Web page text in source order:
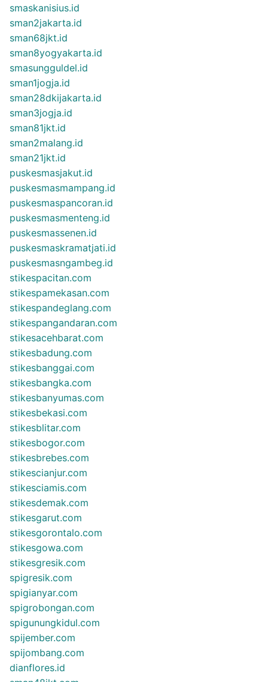
smaskanisius.id
sman2jakarta.id
sman68jkt.id
sman8yogyakarta.id
smasungguldel.id
sman1jogja.id
sman28dkijakarta.id
sman3jogja.id
sman81jkt.id
sman2malang.id
sman21jkt.id
puskesmasjakut.id
puskesmasmampang.id
puskesmaspancoran.id
puskesmasmenteng.id
puskesmassenen.id
puskesmaskramatjati.id
puskesmasngambeg.id
stikespacitan.com
stikespamekasan.com
stikespandeglang.com
stikespangandaran.com
stikesacehbarat.com
stikesbadung.com
stikesbanggai.com
stikesbangka.com
stikesbanyumas.com
stikesbekasi.com
stikesblitar.com
stikesbogor.com
stikesbrebes.com
stikescianjur.com
stikesciamis.com
stikesdemak.com
stikesgarut.com
stikesgorontalo.com
stikesgowa.com
stikesgresik.com
spigresik.com
spigianyar.com
spigrobongan.com
spigunungkidul.com
spijember.com
spijombang.com
dianflores.id